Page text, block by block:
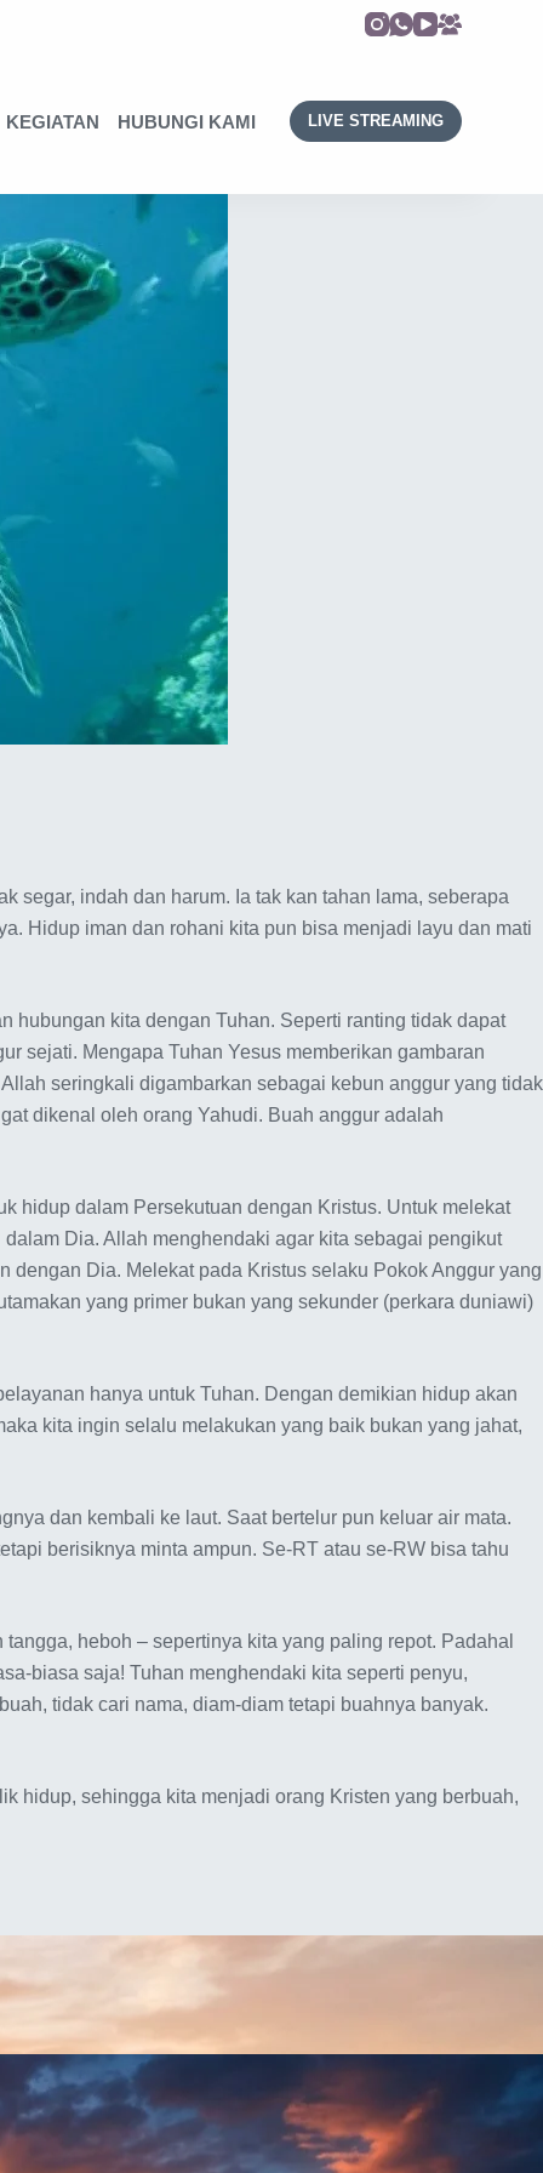
KEGIATAN HUBUNGI KAMI LIVE STREAMING
segar, indah dan harum. Ia tak kan tahan lama, seberapa
Hidup iman dan rohani kita pun bisa menjadi layu dan mati
hubungan kita dengan Tuhan. Seperti ranting tidak dapat
sejati. Mengapa Tuhan Yesus memberikan gambaran
seringkali digambarkan sebagai kebun anggur yang tidak
dikenal oleh orang Yahudi. Buah anggur adalah
hidup dalam Persekutuan dengan Kristus. Untuk melekat
Dia. Allah menghendaki agar kita sebagai pengikut
Dia. Melekat pada Kristus selaku Pokok Anggur yang
yang primer bukan yang sekunder (perkara duniawi)
hanya untuk Tuhan. Dengan demikian hidup akan
kita ingin selalu melakukan yang baik bukan yang jahat,
dan kembali ke laut. Saat bertelur pun keluar air mata.
berisiknya minta ampun. Se-RT atau se-RW bisa tahu
heboh – sepertinya kita yang paling repot. Padahal
biasa saja! Tuhan menghendaki kita seperti penyu,
tidak cari nama, diam-diam tetapi buahnya banyak.
hidup, sehingga kita menjadi orang Kristen yang berbuah,